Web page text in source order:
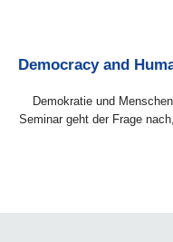
Democracy and
Demokratie und
Seminar geht der Frage